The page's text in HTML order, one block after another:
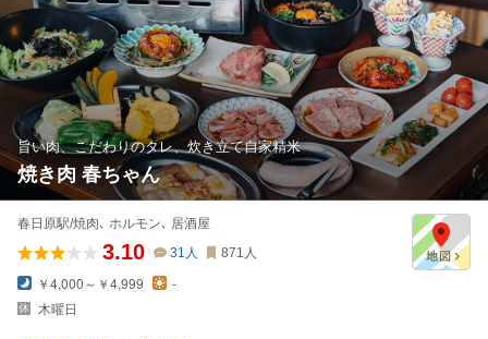
旨い肉、こだわりのタレ、炊き立て自家精米
焼き肉 春ちゃん
春日原駅/焼肉､ ホルモン､ 居酒屋
3.10 31 人 871 人
￥4,000～￥4,999
-
木曜日